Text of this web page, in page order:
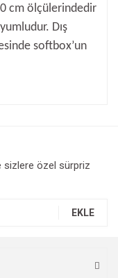
cm ölçülerindedir
Dış
softbox’un
sizlere özel sürpriz
EKLE